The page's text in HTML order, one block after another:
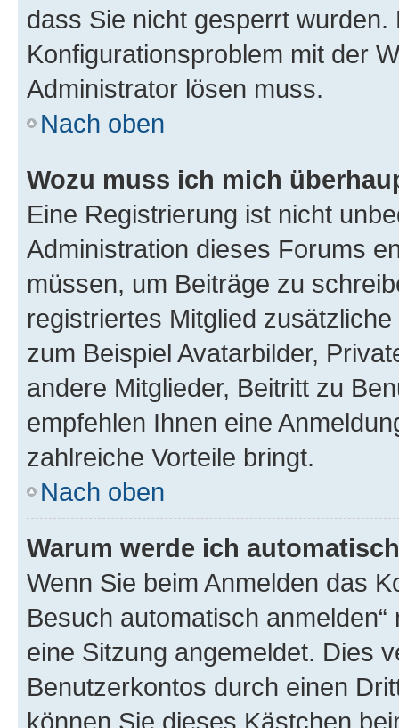
dass Sie nicht gesperrt
Konfigurationsproblem mit der
Administrator lösen muss.
Nach oben
Wozu muss ich mich
Eine Registrierung ist nicht
Administration dieses Forums
müssen, um Beiträge zu
registriertes Mitglied
zum Beispiel Avatarbilder,
andere Mitglieder, Beitritt zu
empfehlen Ihnen eine
zahlreiche Vorteile bringt.
Nach oben
Warum werde ich
Wenn Sie beim Anmelden das
Besuch automatisch
eine Sitzung angemeldet. Dies
Benutzerkontos durch einen
können Sie dieses Kästchen